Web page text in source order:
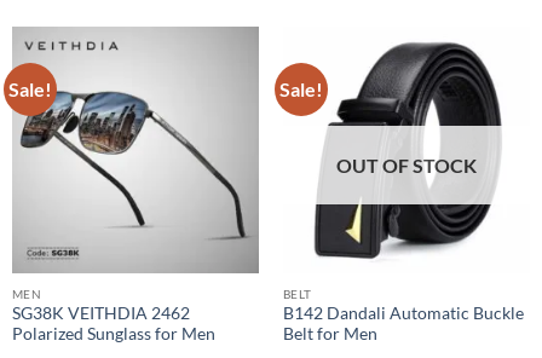
Sale!
MEN
SG38K VEITHDIA 2462
Polarized Sunglass for Men
Sale!
OUT OF STOCK
BELT
B142 Dandali Automatic Buckle
Belt for Men